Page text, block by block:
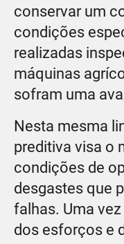
conservar um
condições
realizadas
máquinas
sofram uma
Nesta mesma
preditiva visa o
condições de
desgastes que
falhas. Uma
dos esforços e